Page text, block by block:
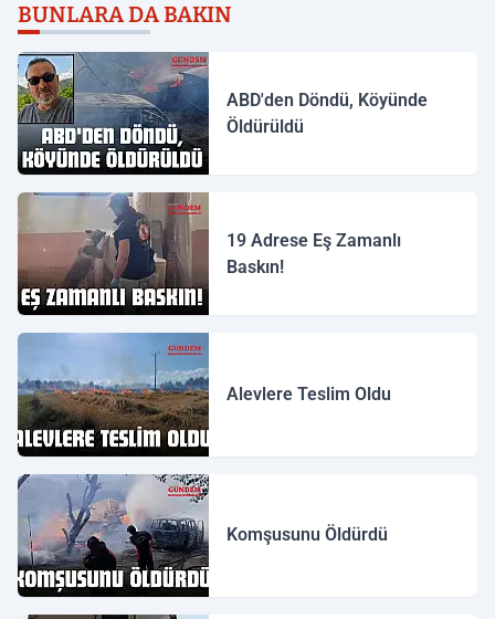
BUNLARA DA BAKIN
ABD'den Döndü, Köyünde
Öldürüldü
19 Adrese Eş Zamanlı
Baskın!
Alevlere Teslim Oldu
Komşusunu Öldürdü